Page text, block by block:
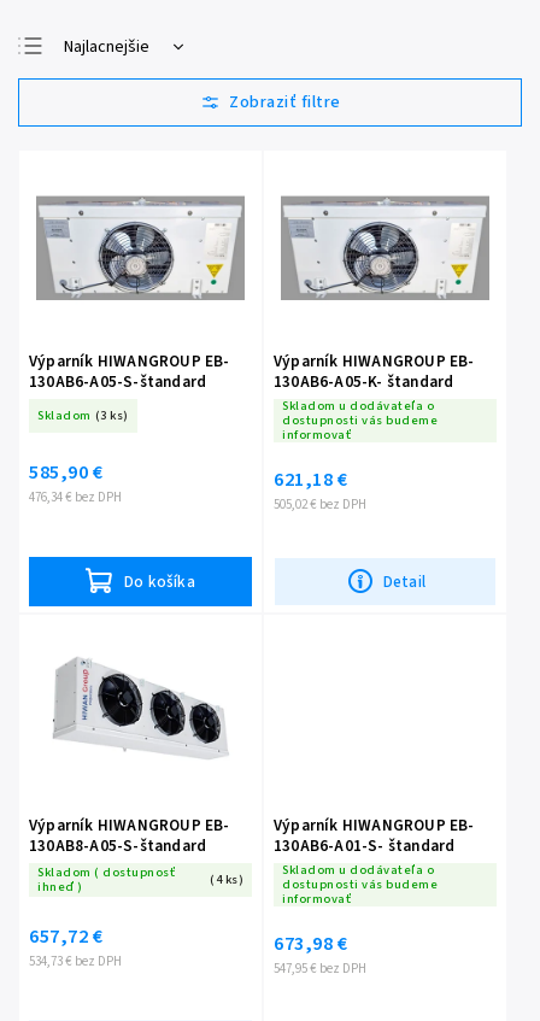
Najlacnejšie
Najdrahšie
Najpredávanejšie
Výparník HIWANGROUP EB-
130AB6-A05-S-štandard
Skladom (3 ks)
476,34 € bez DPH
585,90 €
Do košíka
Výparník HIWANGROUP EB-
130AB6-A05-K- štandard
Skladom u dodávateľa o
dostupnosti vás budeme
informovať
505,02 € bez DPH
621,18 €
Detail
Výparník HIWANGROUP EB-
130AB8-A05-S-štandard
Skladom ( dostupnosť
ihneď )
(4 ks)
534,73 € bez DPH
657,72 €
Výparník HIWANGROUP EB-
130AB6-A01-S- štandard
Skladom u dodávateľa o
dostupnosti vás budeme
informovať
547,95 € bez DPH
673,98 €